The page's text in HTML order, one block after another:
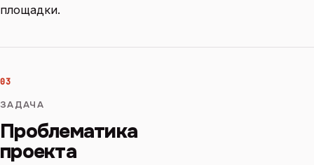
площадки.
03
ЗАДАЧА
Проблематика
проекта